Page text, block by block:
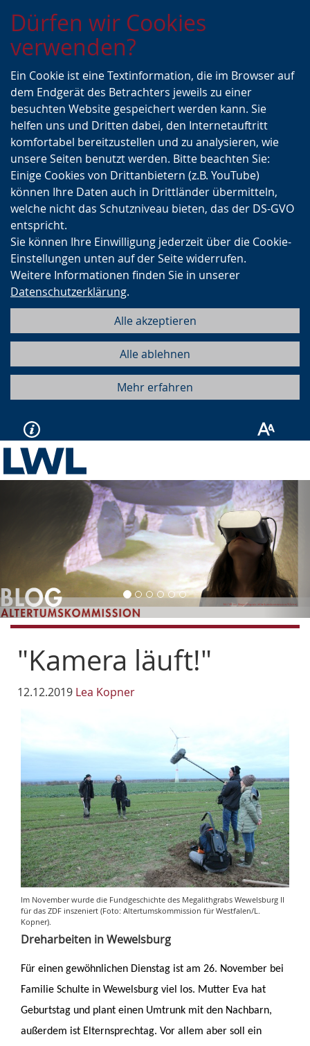
Zur
Hauptnavigation
Zur
Seitennavigation
Zum
Inhalt
Dürfen wir Cookies
verwenden?
Ein Cookie ist eine Textinformation, die im Browser auf
dem Endgerät des Betrachters jeweils zu einer
besuchten Website gespeichert werden kann. Sie
helfen uns und Dritten dabei, den Internetauftritt
komfortabel bereitzustellen und zu analysieren, wie
unsere Seiten benutzt werden. Bitte beachten Sie:
Einige Cookies von Drittanbietern (z.B. YouTube)
können Ihre Daten auch in Drittländer übermitteln,
welche nicht das Schutzniveau bieten, das der DS-GVO
entspricht.
Sie können Ihre Einwilligung jederzeit über die Cookie-
Einstellungen unten auf der Seite widerrufen.
Weitere Informationen finden Sie in unserer
Datenschutzerklärung.
Alle akzeptieren
Alle ablehnen
Mehr erfahren
Vorherige
"Kamera läuft!"
12.12.2019 Lea Kopner
Im November wurde die Fundgeschichte des Megalithgrabs Wewelsburg II
für das ZDF inszeniert (Foto: Altertumskommission für Westfalen/L.
Kopner).
Dreharbeiten in Wewelsburg
Für einen gewöhnlichen Dienstag ist am 26. November bei
Familie Schulte in Wewelsburg viel los. Mutter Eva hat
Geburtstag und plant einen Umtrunk mit den Nachbarn,
außerdem ist Elternsprechtag. Vor allem aber soll ein